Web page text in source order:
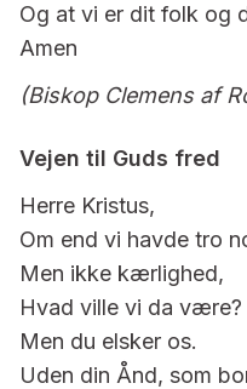
Og at vi er dit folk og
Amen
(Biskop Clemens af
Vejen til Guds fred
Herre Kristus,
Om end vi havde tro
Men ikke kærlighed,
Hvad ville vi da være?
Men du elsker os.
Uden din Ånd, som